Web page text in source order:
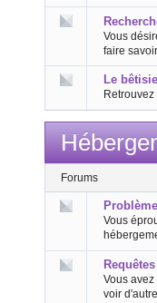
Vous
faire
Le
Forums
Vous
Requêtes
Vous
voir